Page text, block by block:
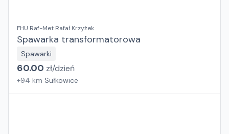
FHU Raf-Met Rafał Krzyżek
Spawarka transformatorowa
Spawarki
60.00 zł/dzień
+94 km Sułkowice